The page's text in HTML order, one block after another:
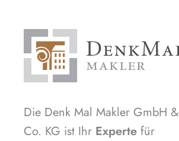
Die Denk Mal Makler GmbH &
Co. KG ist Ihr Experte für